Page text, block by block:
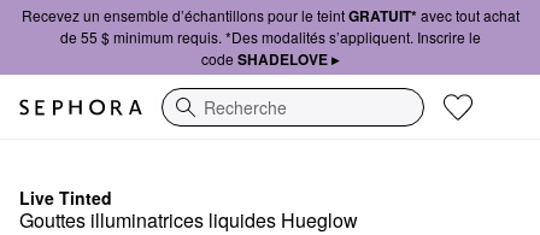
Recevez un ensemble d’échantillons pour le teintGRATUIT*avec tout achat
de 55 $ minimum requis. *Des modalités s’appliquent. Inscrire le
code SHADELOVE ▸
Recherche
Live Tinted
Gouttes illuminatrices liquides Hueglow